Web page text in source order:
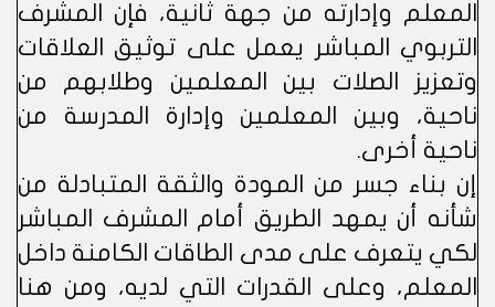
المعلم وإدارته من جهة ثانية، فإن المشرف
التربوي المباشر يعمل على توثيق العلاقات
وتعزيز الصلات بين المعلمين وطلابهم من
ناحية، وبين المعلمين وإدارة المدرسة من
ناحية أخرى.
إن بناء جسر من المودة والثقة المتبادلة من
شأنه أن يمهد الطريق أمام المشرف المباشر
لكي يتعرف على مدى الطاقات الكامنة داخل
المعلم، وعلى القدرات التي لديه، ومن هنا